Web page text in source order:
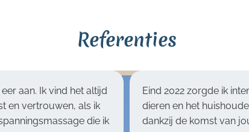
Referenties
Eind 2022 zorgde ik intensief voor mijn zieke vrouw, mijn
dieren en het huishouden. De druk werd zwaar, maar
dankzij de komst van jou en jouw team kreeg ik ruimte